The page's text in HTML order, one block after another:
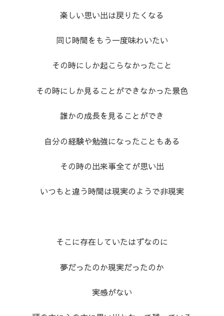
楽しい思い出は戻りたくなる
同じ時間をもう一度味わいたい
その時にしか起こらなかったこと
その時にしか見ることができなかった景色
誰かの成長を見ることができ
自分の経験や勉強になったこともある
その時の出来事全てが思い出
いつもと違う時間は現実のようで非現実
そこに存在していたはずなのに
夢だったのか現実だったのか
実感がない